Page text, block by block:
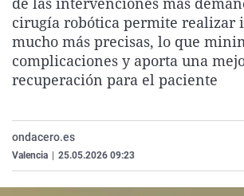
cirugía robótica permite realizar
mucho más precisas, lo que
complicaciones y aporta una
recuperación para el paciente
ondacero.es
Valencia 25.05.2026 09:23